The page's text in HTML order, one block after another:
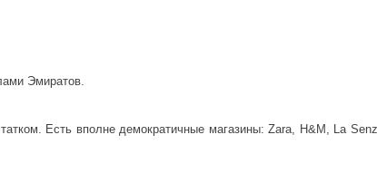
Эмиратов.
Есть вполне демократичные магазины: Zara, H&M, La